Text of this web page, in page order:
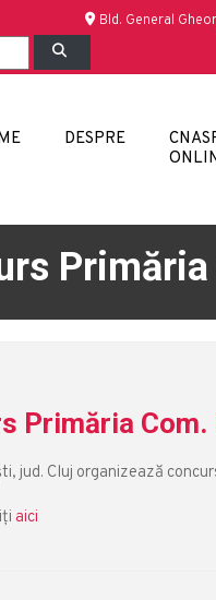
Bld. General
DESPRE
Primăria
jud. Cluj organizează
aici